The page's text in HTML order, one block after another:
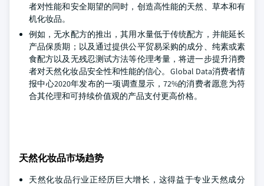
者对性能和安全期望的同时，创造高性能的天然、草本和有
机化妆品。
例如，无水配方的推出，其用水量低于传统配方，并能延长
产品保质期；以及通过提供公平贸易采购的成分、纯素或素
食配方以及无残忍测试方法等伦理考量，将进一步提升消费
者对天然化妆品安全性和性能的信心。Global Data消费者情
报中心2020年发布的一项调查显示，72%的消费者愿意为符
合其伦理和可持续价值观的产品支付更高价格。
天然化妆品市场趋势
天然化妆品行业正经历巨大增长，这得益于专业天然成分